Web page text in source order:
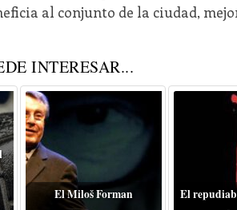
al conjunto de la ciudad,
INTERESAR...
El Miloš Forman
El